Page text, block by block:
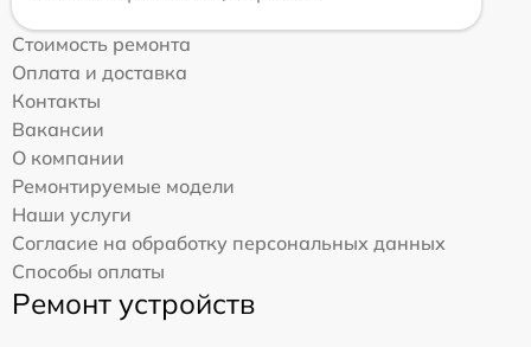
Стоимость ремонта
Оплата и доставка
Контакты
Вакансии
О компании
Ремонтируемые модели
Наши услуги
Согласие на обработку персональных данных
Способы оплаты
Ремонт устройств